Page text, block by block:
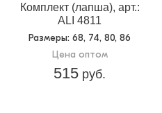
Комплект (лапша), арт.:
ALI 4811
Размеры: 68, 74, 80, 86
Цена оптом
515 руб.